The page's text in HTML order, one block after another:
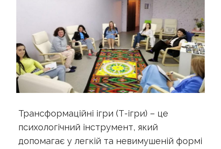
Трансформаційні ігри (Т-ігри) – це
психологічний інструмент, який
допомагає у легкій та невимушеній формі